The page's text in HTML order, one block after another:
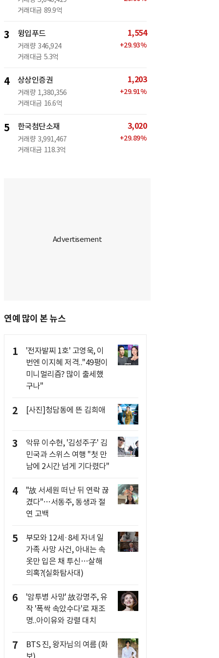
거래대금 89.9억
3 윙입푸드
거래량 346,924
거래대금 5.3억
1,554
+29.93%
4 상상인증권
거래량 1,380,356
거래대금 16.6억
1,203
+29.91%
5 한국첨단소재
거래량 3,991,467
거래대금 118.3억
3,020
+29.89%
연예 많이 본 뉴스
1
'전자발찌 1호' 고영욱, 이
번엔 이지혜 저격.."49평이
미니멀리즘? 많이 출세했
구나"
2 [사진]청담동에 뜬 김희애
3
악뮤 이수현, '김성주子' 김
민국과 스위스 여행 "첫 만
남에 2시간 넘게 기다렸다"
4
"故 서세원 떠난 뒤 연락 끊
겼다"…서동주, 동생과 절
연 고백
5
부모와 12세·8세 자녀 일
가족 사망 사건, 아내는 속
옷만 입은 채 투신…살해
의혹?(실화탐사대)
6
'암투병 사망' 故강명주, 유
작 '폭싹 속았수다'로 재조
명..아이유와 강렬 대치
7
BTS 진, 왕자님의 여름 (화
보)